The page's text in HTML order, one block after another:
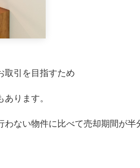
取引を目指すため
ります。
わない物件に比べて売却期間が半